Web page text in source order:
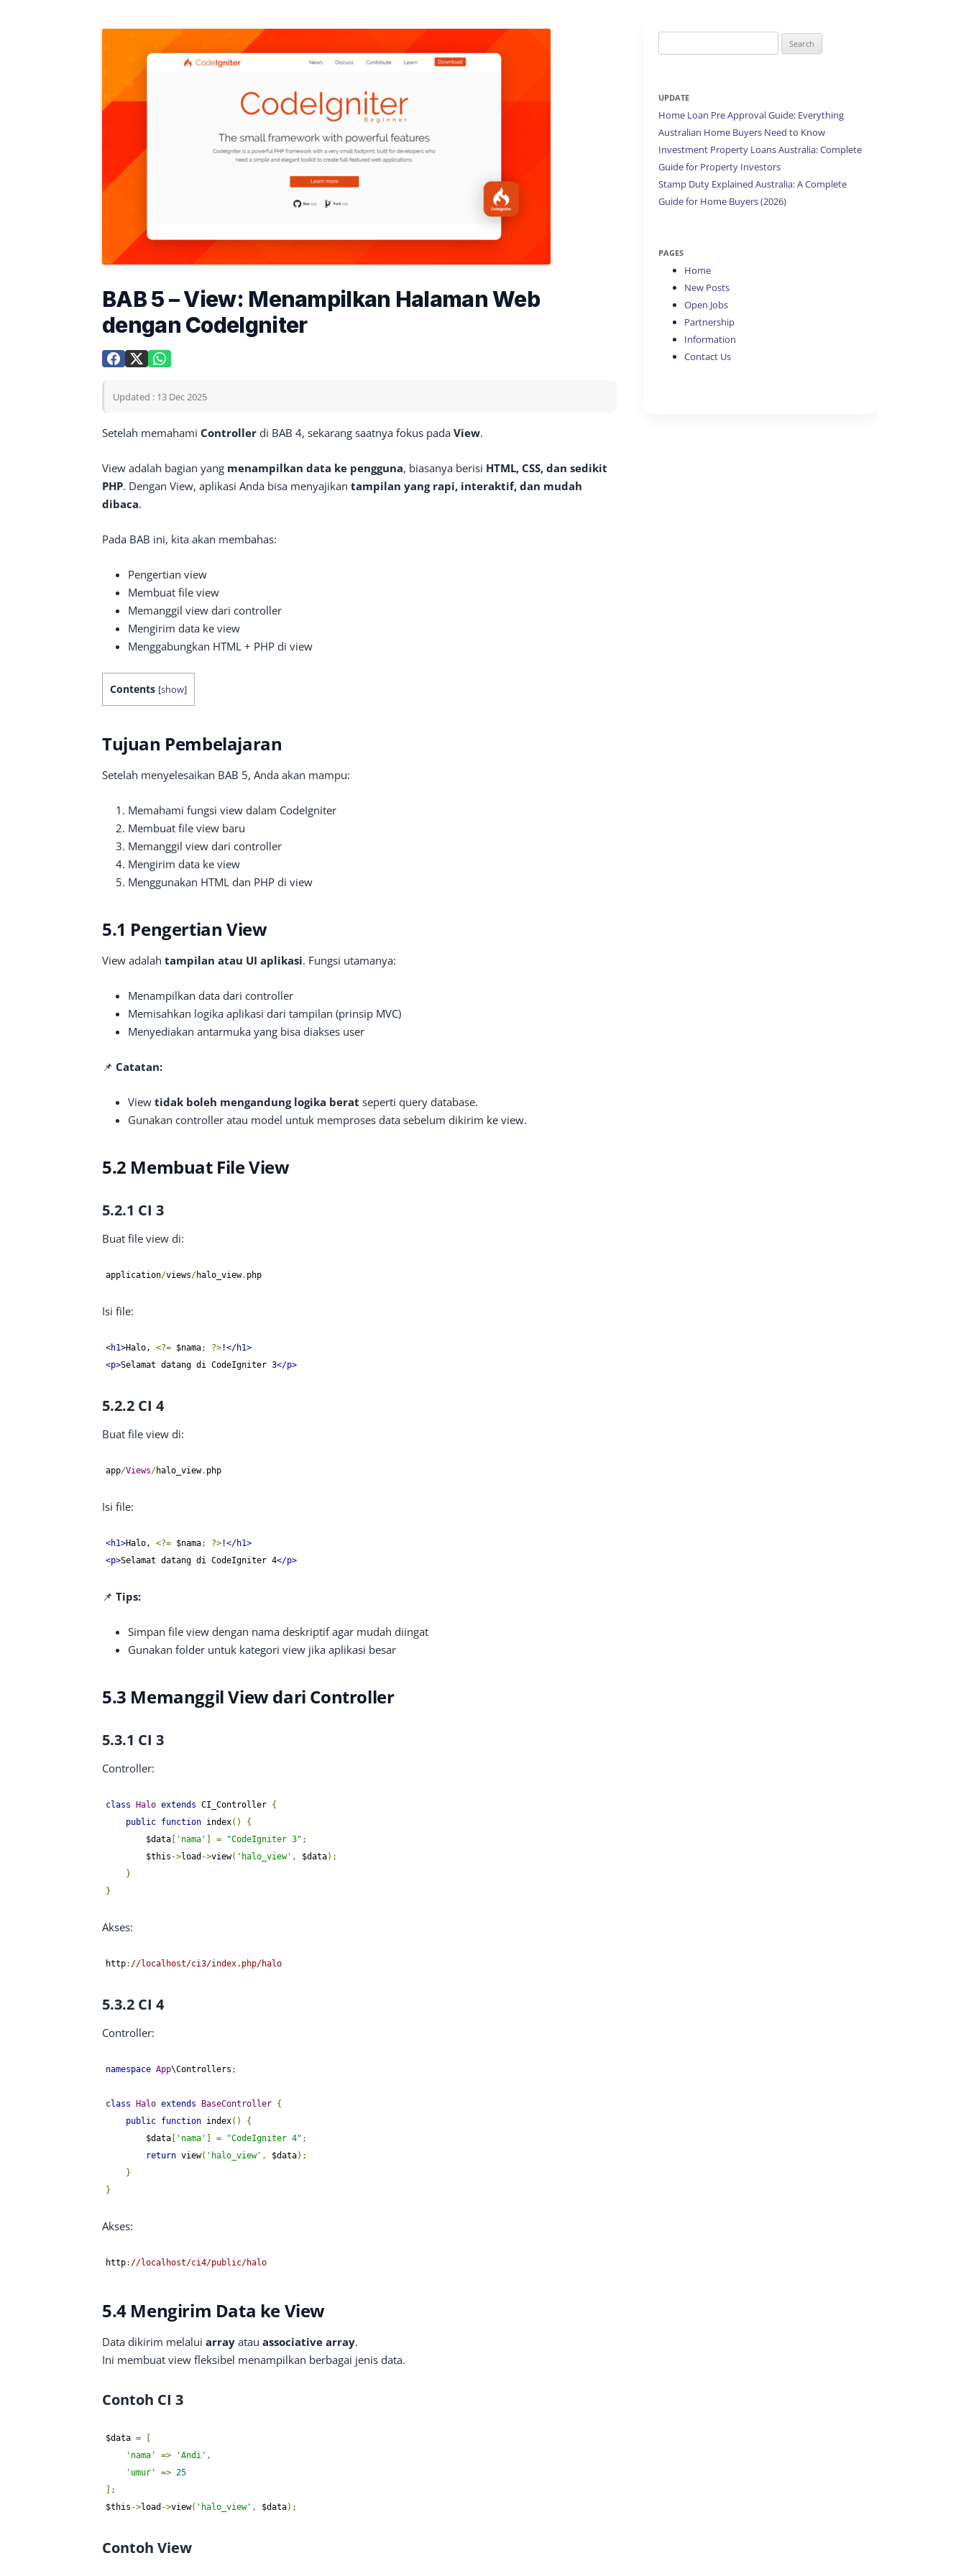
BAB 5 – View: Menampilkan Halaman Web
dengan CodeIgniter
Updated : 13 Dec 2025
Setelah memahami Controller di BAB 4, sekarang saatnya fokus pada View.
View adalah bagian yang menampilkan data ke pengguna, biasanya berisi HTML, CSS, dan sedikit
PHP. Dengan View, aplikasi Anda bisa menyajikan tampilan yang rapi, interaktif, dan mudah
dibaca.
Pada BAB ini, kita akan membahas:
Pengertian view
Membuat file view
Memanggil view dari controller
Mengirim data ke view
Menggabungkan HTML + PHP di view
Contents [show]
Tujuan Pembelajaran
Setelah menyelesaikan BAB 5, Anda akan mampu:
Memahami fungsi view dalam CodeIgniter
Membuat file view baru
Memanggil view dari controller
Mengirim data ke view
Menggunakan HTML dan PHP di view
5.1 Pengertian View
View adalah tampilan atau UI aplikasi. Fungsi utamanya:
Menampilkan data dari controller
Memisahkan logika aplikasi dari tampilan (prinsip MVC)
Menyediakan antarmuka yang bisa diakses user
📌 Catatan:
View tidak boleh mengandung logika berat seperti query database.
Gunakan controller atau model untuk memproses data sebelum dikirim ke view.
5.2 Membuat File View
5.2.1 CI 3
Buat file view di:
application/views/halo_view. php
Isi file:
<h1>Halo, <?= $nama; ?> !</h1>
<p>Selamat datang di CodeIgniter 3</p>
5.2.2 CI 4
Buat file view di:
app/Views/halo_view. php
Isi file:
<h1>Halo, <?= $nama; ?> !</h1>
<p>Selamat datang di CodeIgniter 4</p>
📌 Tips:
Simpan file view dengan nama deskriptif agar mudah diingat
Gunakan folder untuk kategori view jika aplikasi besar
5.3 Memanggil View dari Controller
5.3.1 CI 3
Controller:
class Halo extends CI_Controller {
public function index()
{
        $data
'nama' = "CodeIgniter 3" ;
        $this
->load ->view( 'halo_view' , $data);
}
}
Akses:
http: //localhost/ci3/index.php/halo
5.3.2 CI 4
Controller:
namespace App\Controllers ;
class Halo extends BaseController {
public function index()
{
        $data
'nama' = "CodeIgniter 4" ;
return view( 'halo_view' , $data);
}
}
Akses:
http: //localhost/ci4/public/halo
5.4 Mengirim Data ke View
Data dikirim melalui array atau associative array.
Ini membuat view fleksibel menampilkan berbagai jenis data.
Contoh CI 3
$data =
'nama'
=> 'Andi' ,
'umur'
=> 25
];
$this ->load ->view( 'halo_view' , $data);
Contoh View
for:
UPDATE
Home Loan Pre Approval Guide: Everything
Australian Home Buyers Need to Know
Investment Property Loans Australia: Complete
Guide for Property Investors
Stamp Duty Explained Australia: A Complete
Guide for Home Buyers (2026)
PAGES
Home
New Posts
Open Jobs
Partnership
Information
Contact Us